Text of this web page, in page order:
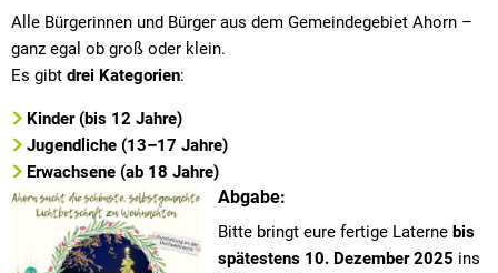
Alle Bürgerinnen und Bürger aus dem Gemeindegebiet Ahorn –
ganz egal ob groß oder klein.
Es gibt drei Kategorien:
Kinder (bis 12 Jahre)
Jugendliche (13–17 Jahre)
Erwachsene (ab 18 Jahre)
Abgabe:
Bitte bringt eure fertige Laterne bis
spätestens 10. Dezember 2025 ins